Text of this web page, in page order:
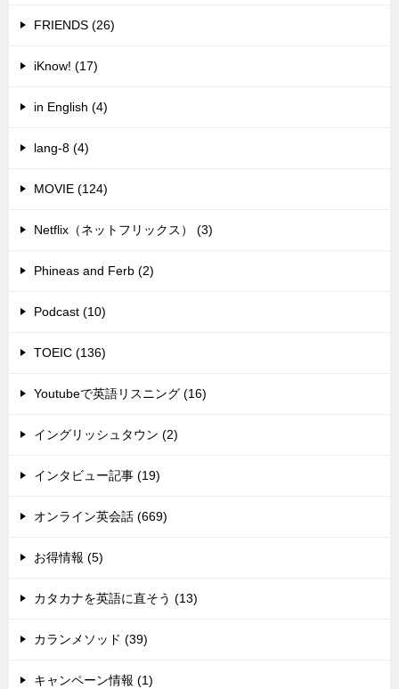
FRIENDS (26)
iKnow! (17)
in English (4)
lang-8 (4)
MOVIE (124)
Netflix（ネットフリックス） (3)
Phineas and Ferb (2)
Podcast (10)
TOEIC (136)
Youtubeで英語リスニング (16)
イングリッシュタウン (2)
インタビュー記事 (19)
オンライン英会話 (669)
お得情報 (5)
カタカナを英語に直そう (13)
カランメソッド (39)
キャンペーン情報 (1)